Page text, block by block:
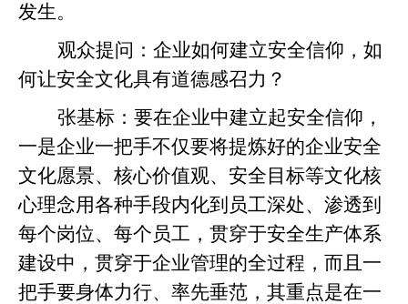
发生。
观众提问：企业如何建立安全信仰，如
何让安全文化具有道德感召力？
张基标： 要在企业中建立起安全信仰，
一是企业一把手不仅要将提炼好的企业安全
文化愿景、核心价值观、安全目标等文化核
心理念用各种手段内化到员工深处、渗透到
每个岗位、每个员工，贯穿于安全生产体系
建设中，贯穿于企业管理的全过程，而且一
把手要身体力行、率先垂范，其重点是在一